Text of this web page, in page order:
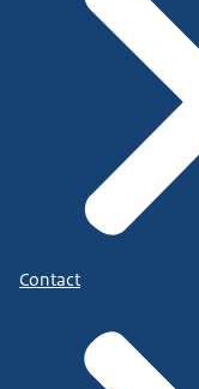
Contact